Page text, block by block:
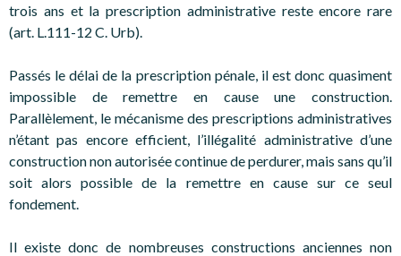
trois ans et la prescription administrative reste encore rare
(art. L.111-12 C. Urb).
Passés le délai de la prescription pénale, il est donc quasiment
impossible de remettre en cause une construction.
Parallèlement, le mécanisme des prescriptions administratives
n’étant pas encore efficient, l’illégalité administrative d’une
construction non autorisée continue de perdurer, mais sans qu’il
soit alors possible de la remettre en cause sur ce seul
fondement.
Il existe donc de nombreuses constructions anciennes non